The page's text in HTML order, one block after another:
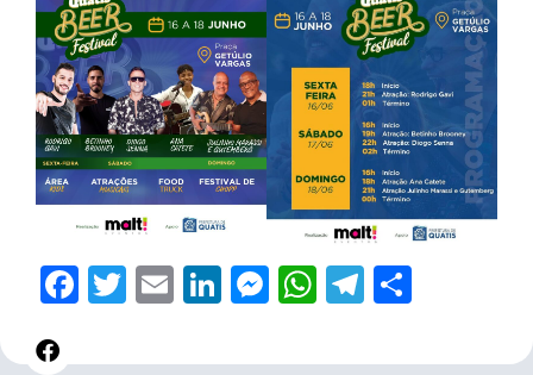
Facebook
Twitter
EmailLinkedIn
Messenger
WhatsApp
Telegram